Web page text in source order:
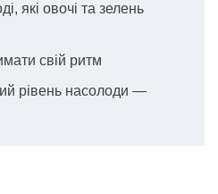
які овочі та зелень
свій ритм
рівень насолоди —